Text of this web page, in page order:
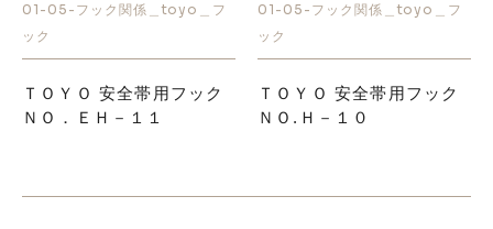
01-05-フック関係＿toyo＿フ
ック
ＴＯＹＯ 安全帯用フック
ＮＯ．ＥＨ－１１
01-05-フック関係＿toyo＿フ
ック
ＴＯＹＯ 安全帯用フック
ＮＯ.Ｈ－１０